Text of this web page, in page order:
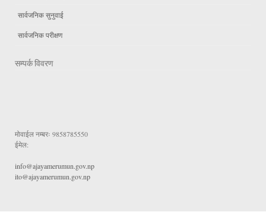
सार्वजनिक सुनुवाई
सार्वजनिक परीक्षण
सम्पर्क विवरण
मोवाईल नम्बरः 9858785550
ईमेल:
info@ajayamerumun.gov.np
ito@ajayamerumun.gov.np